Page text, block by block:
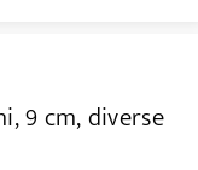
9 cm, diverse